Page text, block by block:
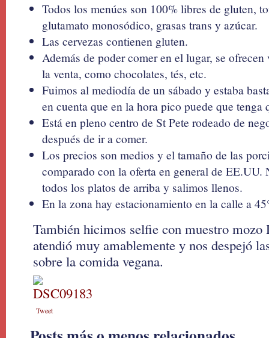
Todos los menúes son 100% libres de gluten,
glutamato monosódico, grasas trans y azúcar.
Las cervezas contienen gluten.
Además de poder comer en el lugar, se
la venta, como chocolates, tés, etc.
Fuimos al mediodía de un sábado y estaba
en cuenta que en la hora pico puede que tenga
Está en pleno centro de St Pete rodeado de
después de ir a comer.
Los precios son medios y el tamaño de las
comparado con la oferta en general de EE.UU.
todos los platos de arriba y salimos llenos.
En la zona hay estacionamiento en la calle a
También hicimos selfie con muestro mozo
atendió muy amablemente y nos despejó
sobre la comida vegana.
Tweet